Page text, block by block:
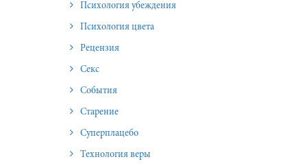
Психология убеждения
Психология цвета
Рецензия
Секс
События
Старение
Суперплацебо
Технология веры